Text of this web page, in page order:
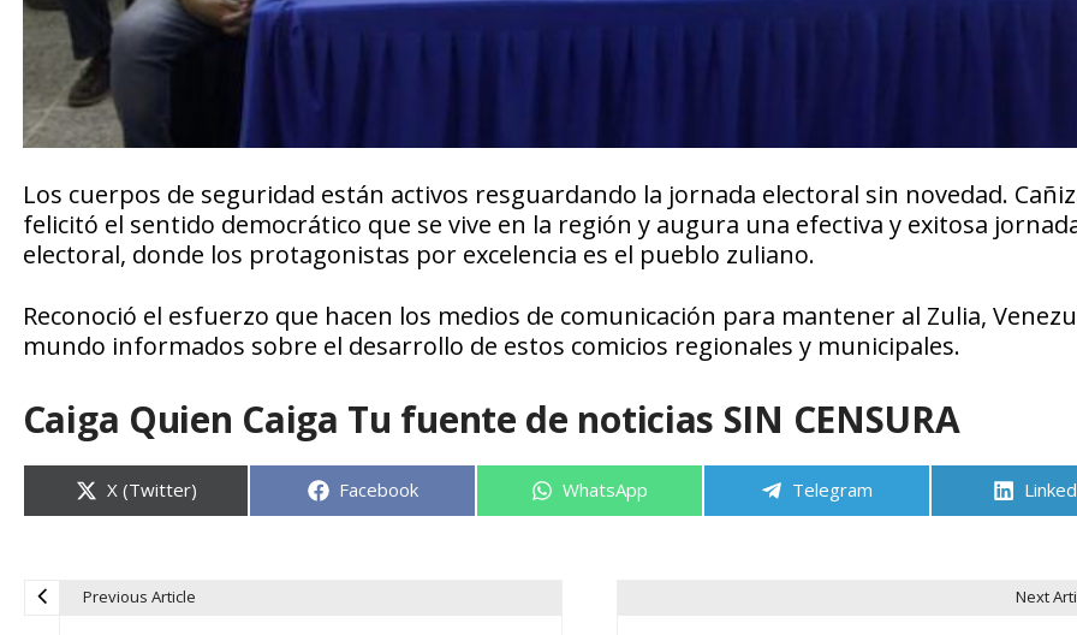
Los cuerpos de seguridad están activos resguardando la jornada electoral sin novedad.
felicitó el sentido democrático que se vive en la región y augura una efectiva y exitosa
electoral, donde los protagonistas por excelencia es el pueblo zuliano.
Reconoció el esfuerzo que hacen los medios de comunicación para mantener al Zulia,
mundo informados sobre el desarrollo de estos comicios regionales y municipales.
Caiga Quien Caiga Tu fuente de noticias SIN CENSURA
Compartir
en
X (Twitter) Compartir
Facebook Compartir
WhatsApp Compartir
Telegram
Previous Article Next